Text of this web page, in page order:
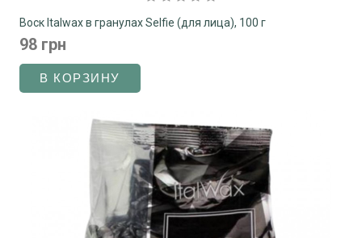
Воск Italwax в гранулах Selfie (для лица), 100 г
98 грн